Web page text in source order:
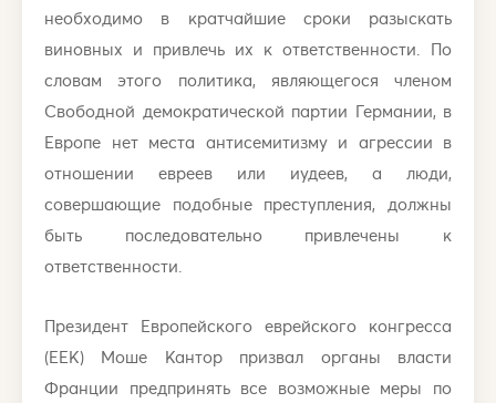
необходимо в кратчайшие сроки разыскать
виновных и привлечь их к ответственности. По
словам этого политика, являющегося членом
Свободной демократической партии Германии, в
Европе нет места антисемитизму и агрессии в
отношении евреев или иудеев, а люди,
совершающие подобные преступления, должны
быть последовательно привлечены к
ответственности.
Президент Европейского еврейского конгресса
(ЕЕК) Моше Кантор призвал органы власти
Франции предпринять все возможные меры по